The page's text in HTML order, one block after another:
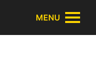
MENU